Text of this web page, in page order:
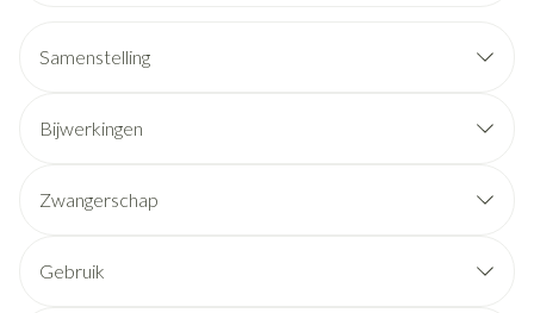
Samenstelling
Bijwerkingen
Zwangerschap
Gebruik